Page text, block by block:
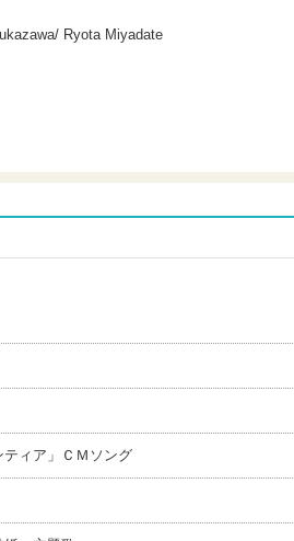
Ryota Miyadate
ィア」ＣＭソング